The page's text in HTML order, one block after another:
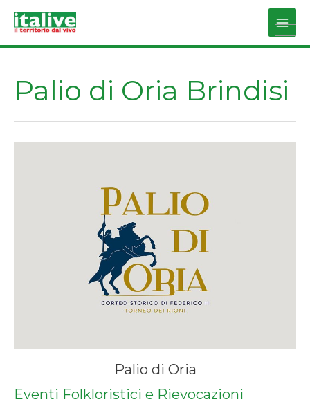
Main
Palio di Oria Brindisi
Palio di Oria
Eventi Folkloristici e Rievocazioni